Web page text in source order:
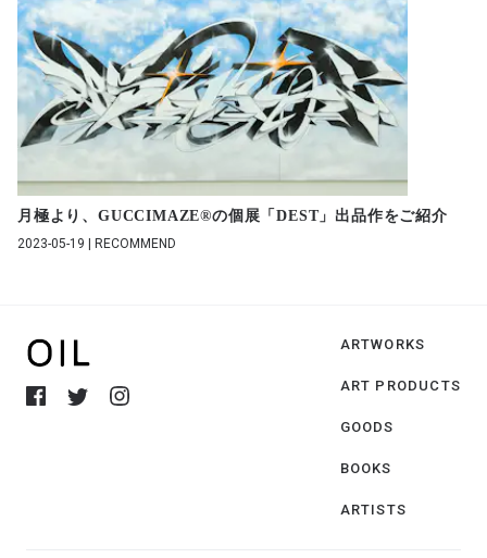
月極より、GUCCIMAZE®︎の個展「DEST」出品作をご紹介
2023-05-19 | RECOMMEND
ARTWORKS
ART PRODUCTS
GOODS
BOOKS
ARTISTS